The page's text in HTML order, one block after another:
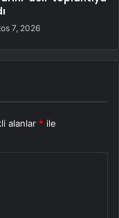
7, 2026
alanlar * ile